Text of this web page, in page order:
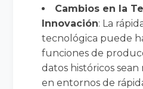
Cambios en la
Innovación: La
tecnológica puede
funciones de
datos históricos
en entornos de